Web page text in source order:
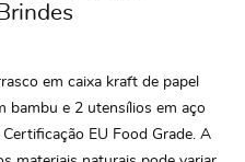
em caixa kraft de papel
bambu e 2 utensílios em aço
EU Food Grade. A